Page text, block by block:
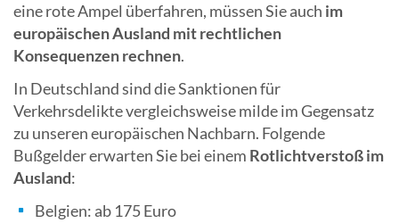
eine rote Ampel überfahren, müssen Sie auch im
europäischen Ausland mit rechtlichen
Konsequenzen rechnen.
In Deutschland sind die Sanktionen für
Verkehrsdelikte vergleichsweise milde im Gegensatz
zu unseren europäischen Nachbarn. Folgende
Bußgelder erwarten Sie bei einem Rotlichtverstoß im
Ausland:
Belgien: ab 175 Euro